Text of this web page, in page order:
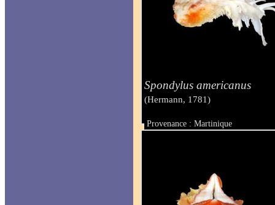
Spondylus americanus
(Hermann, 1781)
Provenance : Martinique
Taille : 85 mm